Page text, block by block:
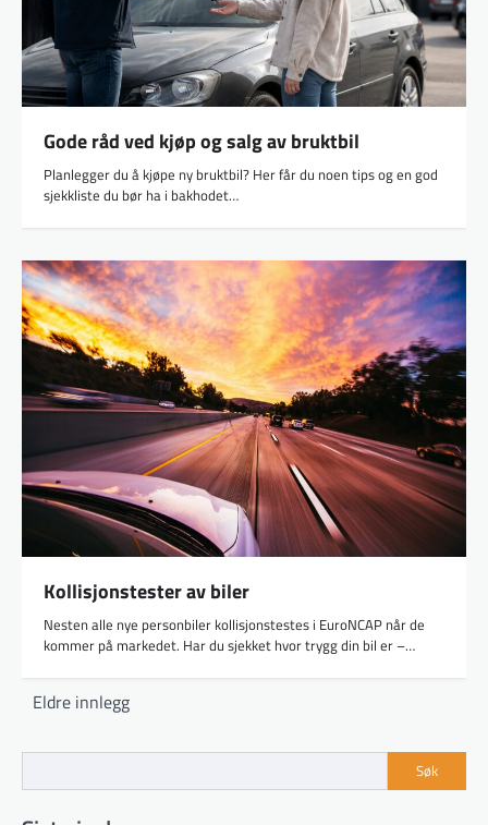
Gode råd ved kjøp og salg av bruktbil
Planlegger du å kjøpe ny bruktbil? Her får du noen tips og en god
sjekkliste du bør ha i bakhodet…
Kollisjonstester av biler
Nesten alle nye personbiler kollisjonstestes i EuroNCAP når de
kommer på markedet. Har du sjekket hvor trygg din bil er –…
Innleggnavigasjon
Eldre innlegg
Søk